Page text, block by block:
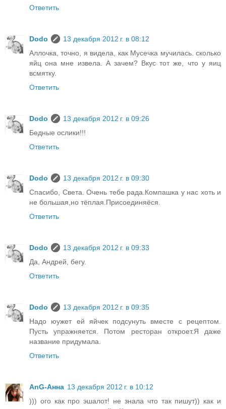
Ответить
Dodo
13 декабря 2012 г. в 08:12
Аллочка, точно, я видела, как Мусечка мучилась. сколько
яйц она мне извела. А зачем? Вкус тот же, что у яиц
всмятку.
Ответить
Dodo
13 декабря 2012 г. в 09:26
Бедные ослики!!!
Ответить
Dodo
13 декабря 2012 г. в 09:30
Спасибо, Света. Очень тебе рада.Компашка у нас хоть и
не большая,но тёплая.Присоединяёся.
Ответить
Dodo
13 декабря 2012 г. в 09:33
Да, Андрей, бегу.
Ответить
Dodo
13 декабря 2012 г. в 09:35
Надо юужет ей яйчек подсунуть вместе с рецептом.
Пусть упражняется. Потом ресторан откроет.Я даже
название придумала.
Ответить
AnG-Анна 13 декабря 2012 г. в 10:12
))) ого как про эшалот! не знала что так пишут)) как и